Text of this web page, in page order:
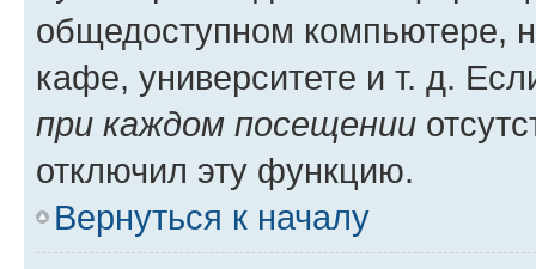
общедоступном компьютере,
кафе, университете и т. д.
при каждом посещении
отключил эту функцию.
Вернуться к началу